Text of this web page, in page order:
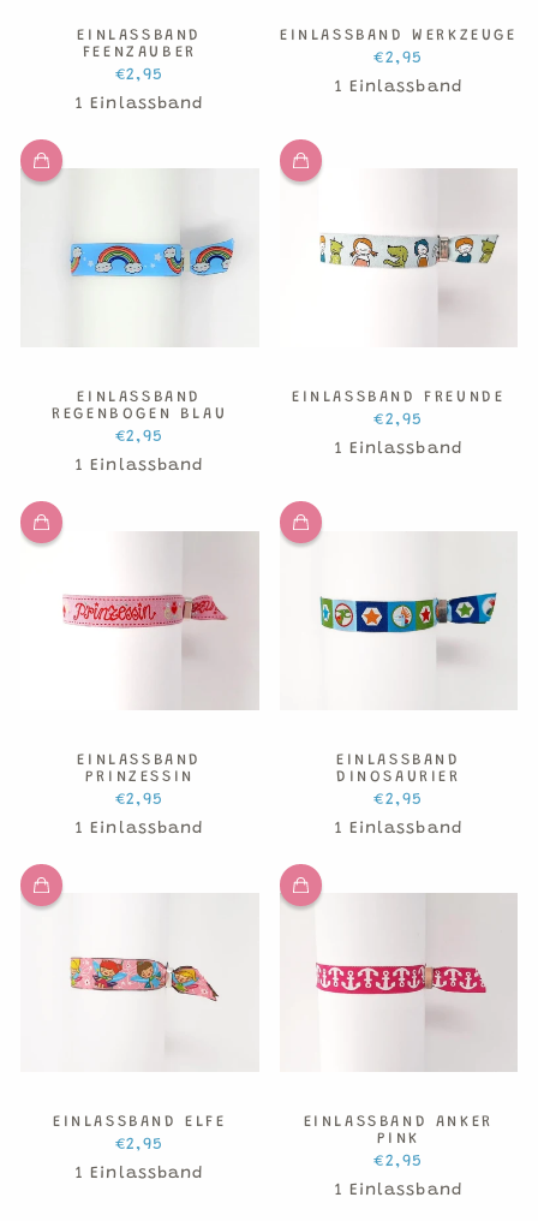
EINLASSBAND
FEENZAUBER
€2,95
1 Einlassband
EINLASSBAND WERKZEUGE
€2,95
1 Einlassband
EINLASSBAND
REGENBOGEN BLAU
€2,95
1 Einlassband
EINLASSBAND FREUNDE
€2,95
1 Einlassband
EINLASSBAND
PRINZESSIN
€2,95
1 Einlassband
EINLASSBAND
DINOSAURIER
€2,95
1 Einlassband
EINLASSBAND ELFE
€2,95
1 Einlassband
EINLASSBAND ANKER
PINK
€2,95
1 Einlassband